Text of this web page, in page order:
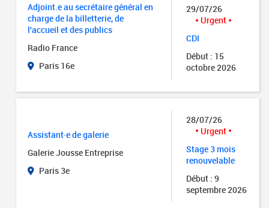
Adjoint.e au secrétaire général en
charge de la billetterie, de
l'accueil et des publics
Radio France
Paris 16e
29/07/26
Urgent
CDI
Début : 15
octobre 2026
Assistant·e de galerie
Galerie Jousse Entreprise
Paris 3e
28/07/26
Urgent
Stage 3 mois
renouvelable
Début : 9
septembre 2026